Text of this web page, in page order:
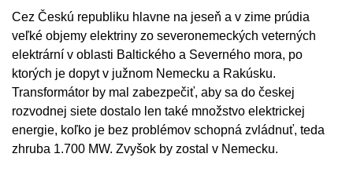
Cez Českú republiku hlavne na jeseň a v zime prúdia
veľké objemy elektriny zo severonemeckých veterných
elektrární v oblasti Baltického a Severného mora, po
ktorých je dopyt v južnom Nemecku a Rakúsku.
Transformátor by mal zabezpečiť, aby sa do českej
rozvodnej siete dostalo len také množstvo elektrickej
energie, koľko je bez problémov schopná zvládnuť, teda
zhruba 1.700 MW. Zvyšok by zostal v Nemecku.